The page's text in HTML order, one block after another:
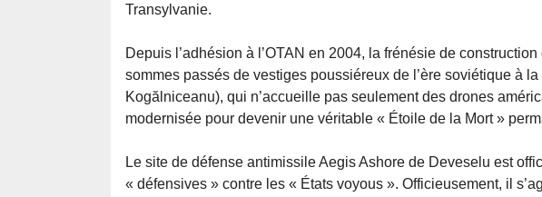
Transylvanie.
Depuis l’adhésion à l’OTAN en 2004, la frénésie de
sommes passés de vestiges poussiéreux de l’ère soviétique à
Kogălniceanu), qui n’accueille pas seulement des drones
modernisée pour devenir une véritable « Étoile de la Mort »
Le site de défense antimissile Aegis Ashore de Deveselu est
« défensives » contre les « États voyous ». Officieusement, il